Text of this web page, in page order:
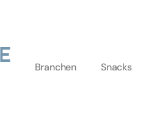
Branchen Snacks